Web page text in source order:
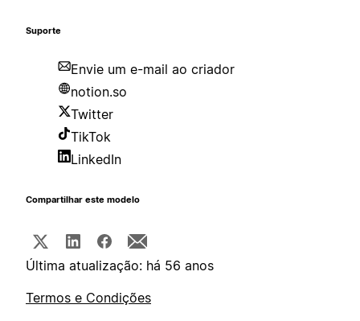
Suporte
Envie um e-mail ao criador
notion.so
Twitter
TikTok
LinkedIn
Compartilhar este modelo
Última atualização: há 56 anos
Termos e Condições